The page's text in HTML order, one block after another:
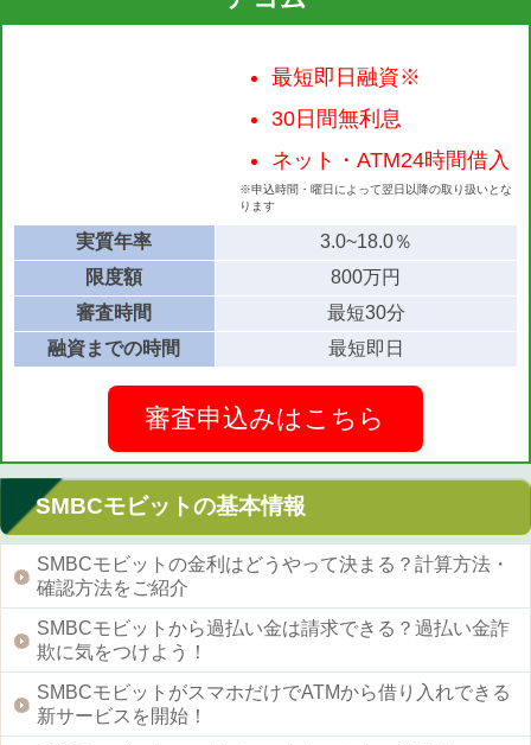
最短即日融資※
30日間無利息
ネット・ATM24時間借入
※申込時間・曜日によって翌日以降の取り扱いとな
ります
実質年率
3.0~18.0％
限度額
800万円
審査時間
最短30分
融資までの時間
最短即日
審査申込みはこちら
SMBCモビットの基本情報
SMBCモビットの金利はどうやって決まる？計算方法・
確認方法をご紹介
SMBCモビットから過払い金は請求できる？過払い金詐
欺に気をつけよう！
SMBCモビットがスマホだけでATMから借り入れできる
新サービスを開始！